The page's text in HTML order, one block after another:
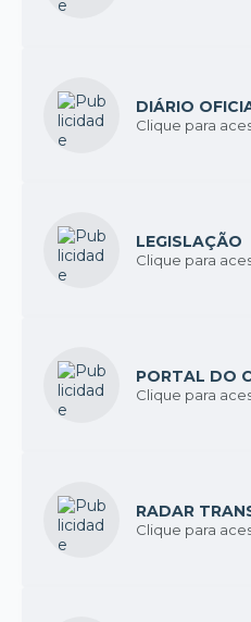
DIÁRIO
Clique para
LEGISLAÇÃO
Clique para
PORTAL DO
Clique para
RADAR
Clique para